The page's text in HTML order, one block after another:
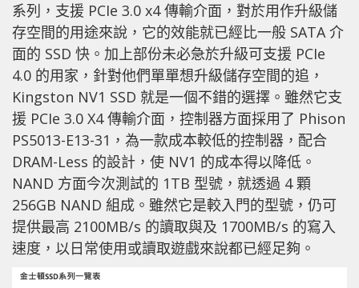
系列，支援 PCIe 3.0 x4 傳輸介面，對於用作升級儲
存空間的用途來說，它的效能就已經比一般 SATA 介
面的 SSD 快。加上部份未必急於升級可支援 PCIe
4.0 的用家，針對他們單單想升級儲存空間的追，
Kingston NV1 SSD 就是一個不錯的選擇。雖然它支
援 PCIe 3.0 X4 傳輸介面，控制器方面採用了 Phison
PS5013-E13-31，為一款成本較低的控制器，配合
DRAM-Less 的設計，使 NV1 的成本得以降低。
NAND 方面今次測試的 1TB 型號，就透過 4 顆
256GB NAND 組成。雖然它是較入門的型號，仍可
提供最高 2100MB/s 的讀取與及 1700MB/s 的寫入
速度，以日常使用或讀取遊戲來說都已經足夠。